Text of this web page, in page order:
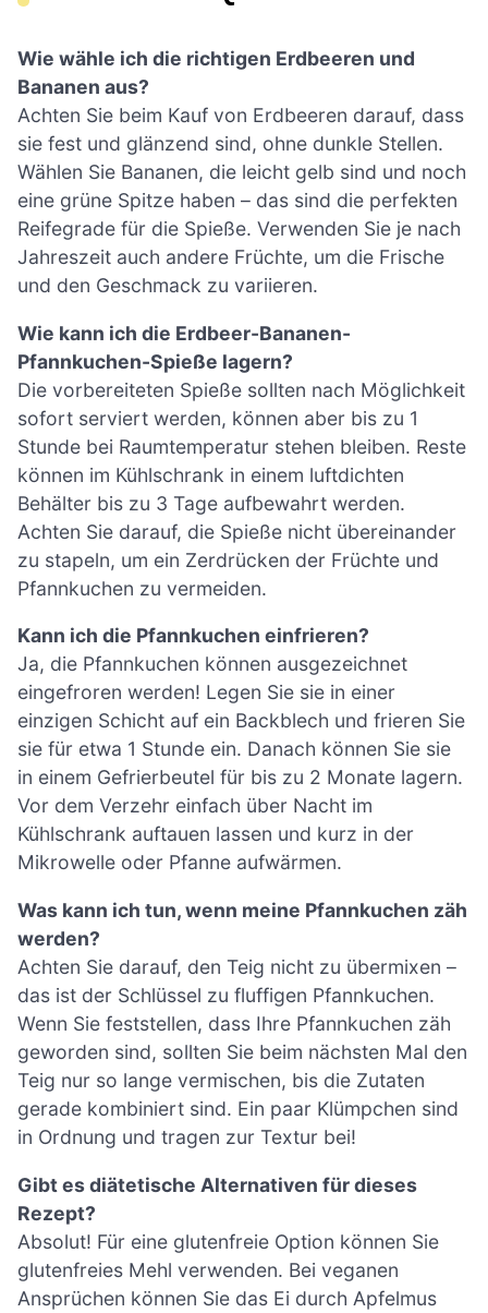
Wie wähle ich die richtigen Erdbeeren und
Bananen aus?
Achten Sie beim Kauf von Erdbeeren darauf, dass
sie fest und glänzend sind, ohne dunkle Stellen.
Wählen Sie Bananen, die leicht gelb sind und noch
eine grüne Spitze haben – das sind die perfekten
Reifegrade für die Spieße. Verwenden Sie je nach
Jahreszeit auch andere Früchte, um die Frische
und den Geschmack zu variieren.
Wie kann ich die Erdbeer-Bananen-
Pfannkuchen-Spieße lagern?
Die vorbereiteten Spieße sollten nach Möglichkeit
sofort serviert werden, können aber bis zu 1
Stunde bei Raumtemperatur stehen bleiben. Reste
können im Kühlschrank in einem luftdichten
Behälter bis zu 3 Tage aufbewahrt werden.
Achten Sie darauf, die Spieße nicht übereinander
zu stapeln, um ein Zerdrücken der Früchte und
Pfannkuchen zu vermeiden.
Kann ich die Pfannkuchen einfrieren?
Ja, die Pfannkuchen können ausgezeichnet
eingefroren werden! Legen Sie sie in einer
einzigen Schicht auf ein Backblech und frieren Sie
sie für etwa 1 Stunde ein. Danach können Sie sie
in einem Gefrierbeutel für bis zu 2 Monate lagern.
Vor dem Verzehr einfach über Nacht im
Kühlschrank auftauen lassen und kurz in der
Mikrowelle oder Pfanne aufwärmen.
Was kann ich tun, wenn meine Pfannkuchen zäh
werden?
Achten Sie darauf, den Teig nicht zu übermixen –
das ist der Schlüssel zu fluffigen Pfannkuchen.
Wenn Sie feststellen, dass Ihre Pfannkuchen zäh
geworden sind, sollten Sie beim nächsten Mal den
Teig nur so lange vermischen, bis die Zutaten
gerade kombiniert sind. Ein paar Klümpchen sind
in Ordnung und tragen zur Textur bei!
Gibt es diätetische Alternativen für dieses
Rezept?
Absolut! Für eine glutenfreie Option können Sie
glutenfreies Mehl verwenden. Bei veganen
Ansprüchen können Sie das Ei durch Apfelmus